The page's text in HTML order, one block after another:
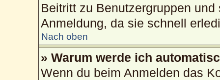
Beitritt zu Benutzergruppen
Anmeldung, da sie schnell
Nach oben
» Warum werde ich
Wenn du beim Anmelden das